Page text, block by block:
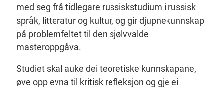
med seg frå tidlegare russiskstudium i russisk
språk, litteratur og kultur, og gir djupnekunnskap
på problemfeltet til den sjølvvalde
masteroppgåva.
Studiet skal auke dei teoretiske kunnskapane,
øve opp evna til kritisk refleksjon og gje ei